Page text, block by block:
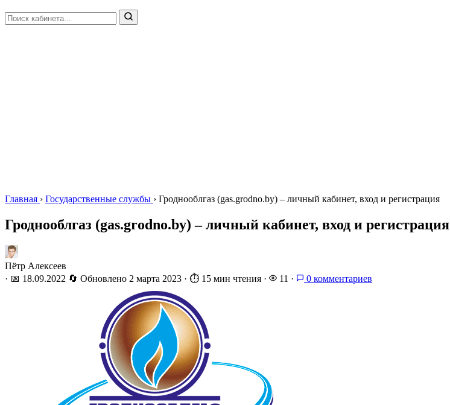
Главная › Государственные службы › Гроднооблгаз (gas.grodno.by) – личный кабинет, вход и регистрация
Гроднооблгаз (gas.grodno.by) – личный кабинет, вход и регистрация
Пётр Алексеев
· 📅 18.09.2022 🔄 Обновлено 2 марта 2023 · ⏱️ 15 мин чтения · 11 · 0 комментариев